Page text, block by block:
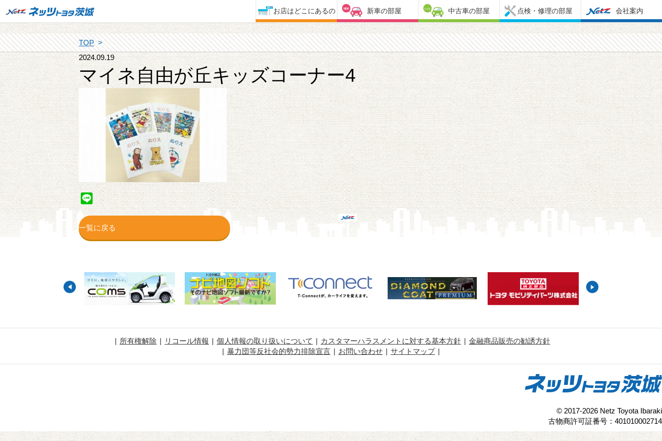
お店はどこにあるの 新車の部屋 中古車の部屋 点検・修理の部屋 会社案内
TOP
2024.09.19
マイネ自由が丘キッズコーナー4
Line
一覧に戻る
所有権解除 リコール情報 個人情報の取り扱いについて カスタマーハラスメントに対する基本方針
金融商品販売の勧誘方針
暴力団等反社会的勢力排除宣言
お問い合わせ サイトマップ
© 2017-2026 Netz Toyota Ibaraki
古物商許可証番号：401010002714